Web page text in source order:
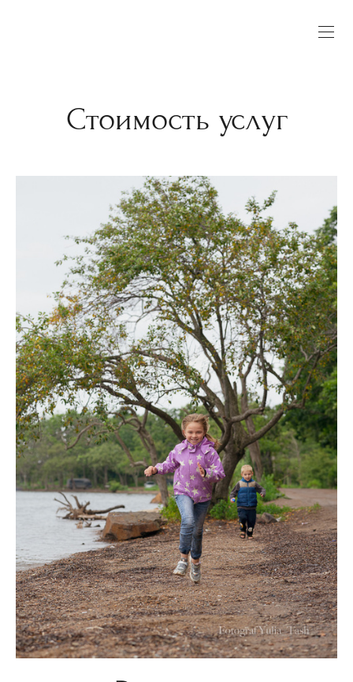
Стоимость услуг